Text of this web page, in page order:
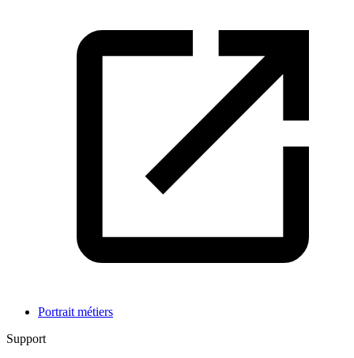
Portrait métiers
Support